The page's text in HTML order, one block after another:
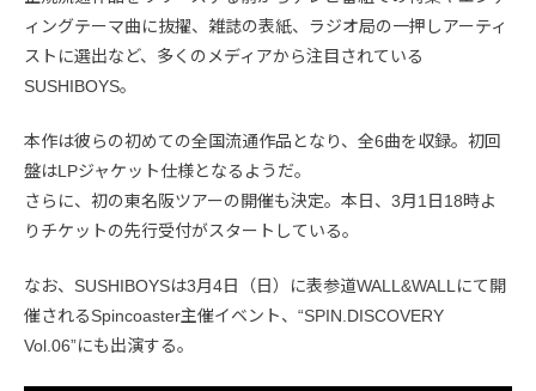
ィングテーマ曲に抜擢、雑誌の表紙、ラジオ局の一押しアーティ
ストに選出など、多くのメディアから注目されている
SUSHIBOYS。
本作は彼らの初めての全国流通作品となり、全6曲を収録。初回
盤はLPジャケット仕様となるようだ。
さらに、初の東名阪ツアーの開催も決定。本日、3月1日18時よ
りチケットの先行受付がスタートしている。
なお、SUSHIBOYSは3月4日（日）に表参道WALL&WALLにて開
催されるSpincoaster主催イベント、“SPIN.DISCOVERY
Vol.06”にも出演する。